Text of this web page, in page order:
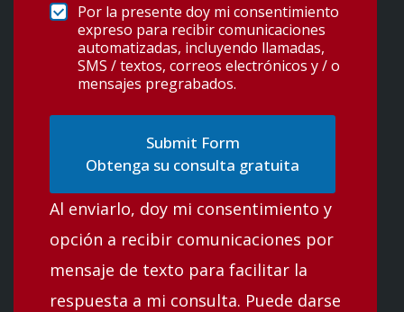
Por la presente doy mi consentimiento
expreso para recibir comunicaciones
automatizadas, incluyendo llamadas,
SMS / textos, correos electrónicos y / o
mensajes pregrabados.
Obtenga su consulta gratuita
Al enviarlo, doy mi consentimiento y
opción a recibir comunicaciones por
mensaje de texto para facilitar la
respuesta a mi consulta. Puede darse